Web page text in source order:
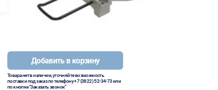
Добавить в корзину
Товара нет в наличии, уточняйте возможность
поставки под заказ по телефону+7 (3822) 52-34-73или
по кнопке "Заказать звонок"